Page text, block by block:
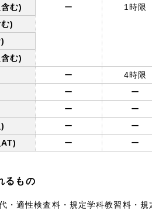
ー 1時限
む)
)
む)
ー 4時限
ー ー
ー ー
ー ー
ー ー
るもの
・適性検査料・規定学科教習料・